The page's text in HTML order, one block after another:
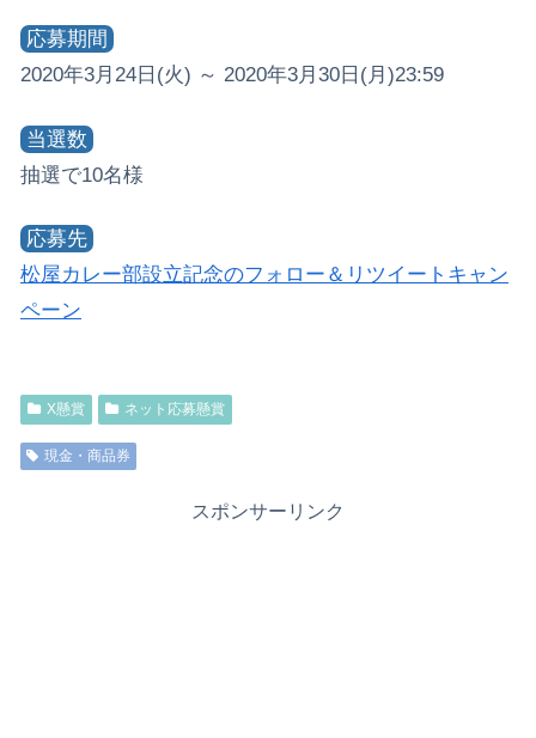
応募期間
2020年3月24日(火) ～ 2020年3月30日(月)23:59
当選数
抽選で10名様
応募先
松屋カレー部設立記念のフォロー＆リツイートキャン
ペーン
X懸賞 ネット応募懸賞
現金・商品券
スポンサーリンク